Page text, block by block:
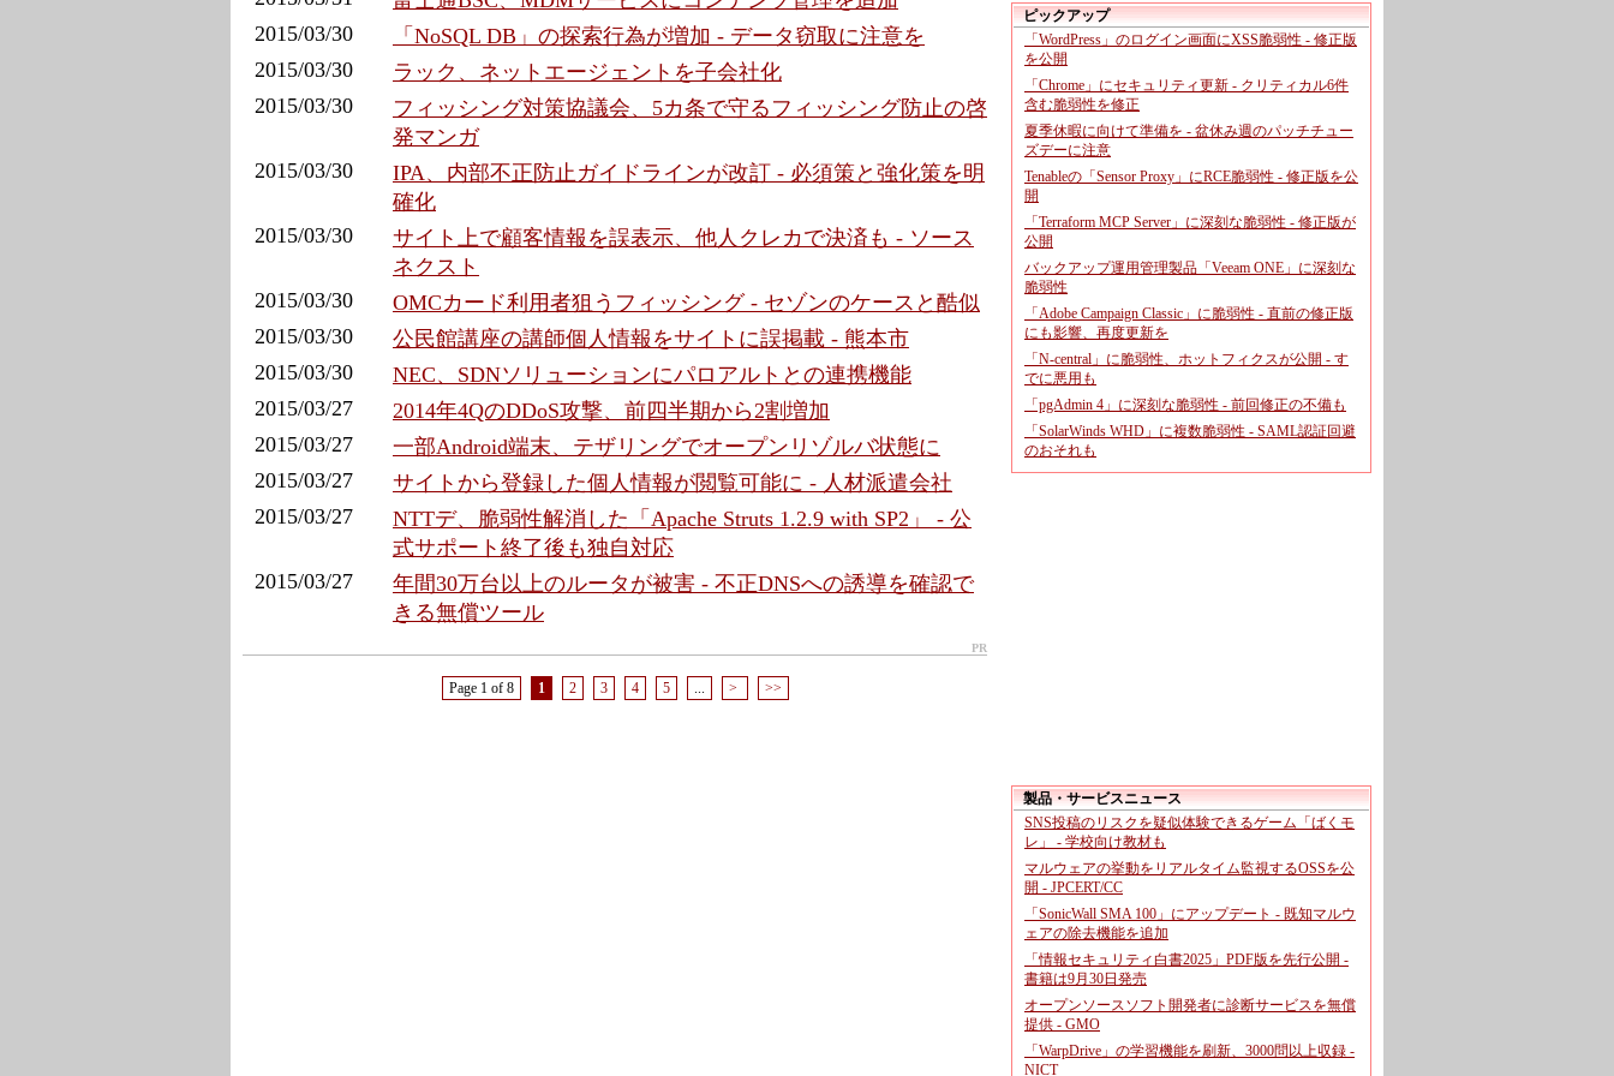
2015/03/30
「NoSQL DB」の探索行為が増加 - データ窃取に注意を
2015/03/30
ラック、ネットエージェントを子会社化
2015/03/30
フィッシング対策協議会、5カ条で守るフィッシング防止の啓
発マンガ
2015/03/30
IPA、内部不正防止ガイドラインが改訂 - 必須策と強化策を明
確化
2015/03/30
サイト上で顧客情報を誤表示、他人クレカで決済も - ソース
ネクスト
2015/03/30
OMCカード利用者狙うフィッシング - セゾンのケースと酷似
2015/03/30
公民館講座の講師個人情報をサイトに誤掲載 - 熊本市
2015/03/30
NEC、SDNソリューションにパロアルトとの連携機能
2015/03/27
2014年4QのDDoS攻撃、前四半期から2割増加
2015/03/27
一部Android端末、テザリングでオープンリゾルバ状態に
2015/03/27
サイトから登録した個人情報が閲覧可能に - 人材派遣会社
2015/03/27
NTTデ、脆弱性解消した「Apache Struts 1.2.9 with SP2」 - 公
式サポート終了後も独自対応
2015/03/27
年間30万台以上のルータが被害 - 不正DNSへの誘導を確認で
きる無償ツール
PR
Page 1 of 8 1 2 3 4 5 ... > >>
ピックアップ
「WordPress」のログイン画面にXSS脆弱性 - 修正版
を公開
「Chrome」にセキュリティ更新 - クリティカル6件
含む脆弱性を修正
夏季休暇に向けて準備を - 盆休み週のパッチチュー
ズデーに注意
Tenableの「Sensor Proxy」にRCE脆弱性 - 修正版を公
開
「Terraform MCP Server」に深刻な脆弱性 - 修正版が
公開
バックアップ運用管理製品「Veeam ONE」に深刻な
脆弱性
「Adobe Campaign Classic」に脆弱性 - 直前の修正版
にも影響、再度更新を
「N-central」に脆弱性、ホットフィクスが公開 - す
でに悪用も
「pgAdmin 4」に深刻な脆弱性 - 前回修正の不備も
「SolarWinds WHD」に複数脆弱性 - SAML認証回避
のおそれも
製品・サービスニュース
SNS投稿のリスクを疑似体験できるゲーム「ばくモ
レ」 - 学校向け教材も
マルウェアの挙動をリアルタイム監視するOSSを公
開 - JPCERT/CC
「SonicWall SMA 100」にアップデート - 既知マルウ
ェアの除去機能を追加
「情報セキュリティ白書2025」PDF版を先行公開 -
書籍は9月30日発売
オープンソースソフト開発者に診断サービスを無償
提供 - GMO
「WarpDrive」の学習機能を刷新、3000問以上収録 -
NICT